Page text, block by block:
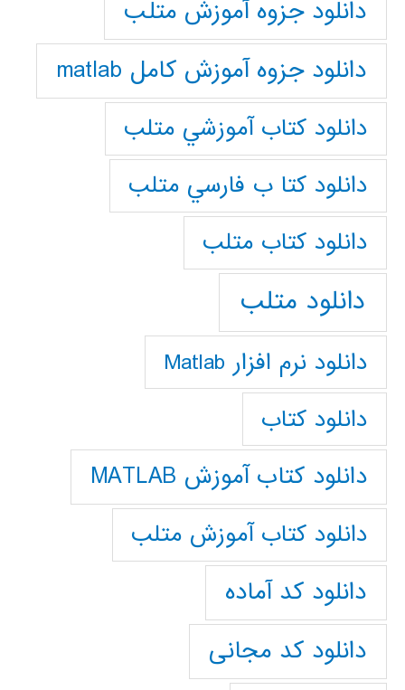
دانلود جزوه آموزش متلب
دانلود جزوه آموزش کامل matlab
دانلود كتاب آموزشي متلب
دانلود كتا ب فارسي متلب
دانلود كتاب متلب
دانلود متلب
دانلود نرم افزار Matlab
دانلود کتاب
دانلود کتاب آموزش MATLAB
دانلود کتاب آموزش متلب
دانلود کد آماده
دانلود کد مجانی